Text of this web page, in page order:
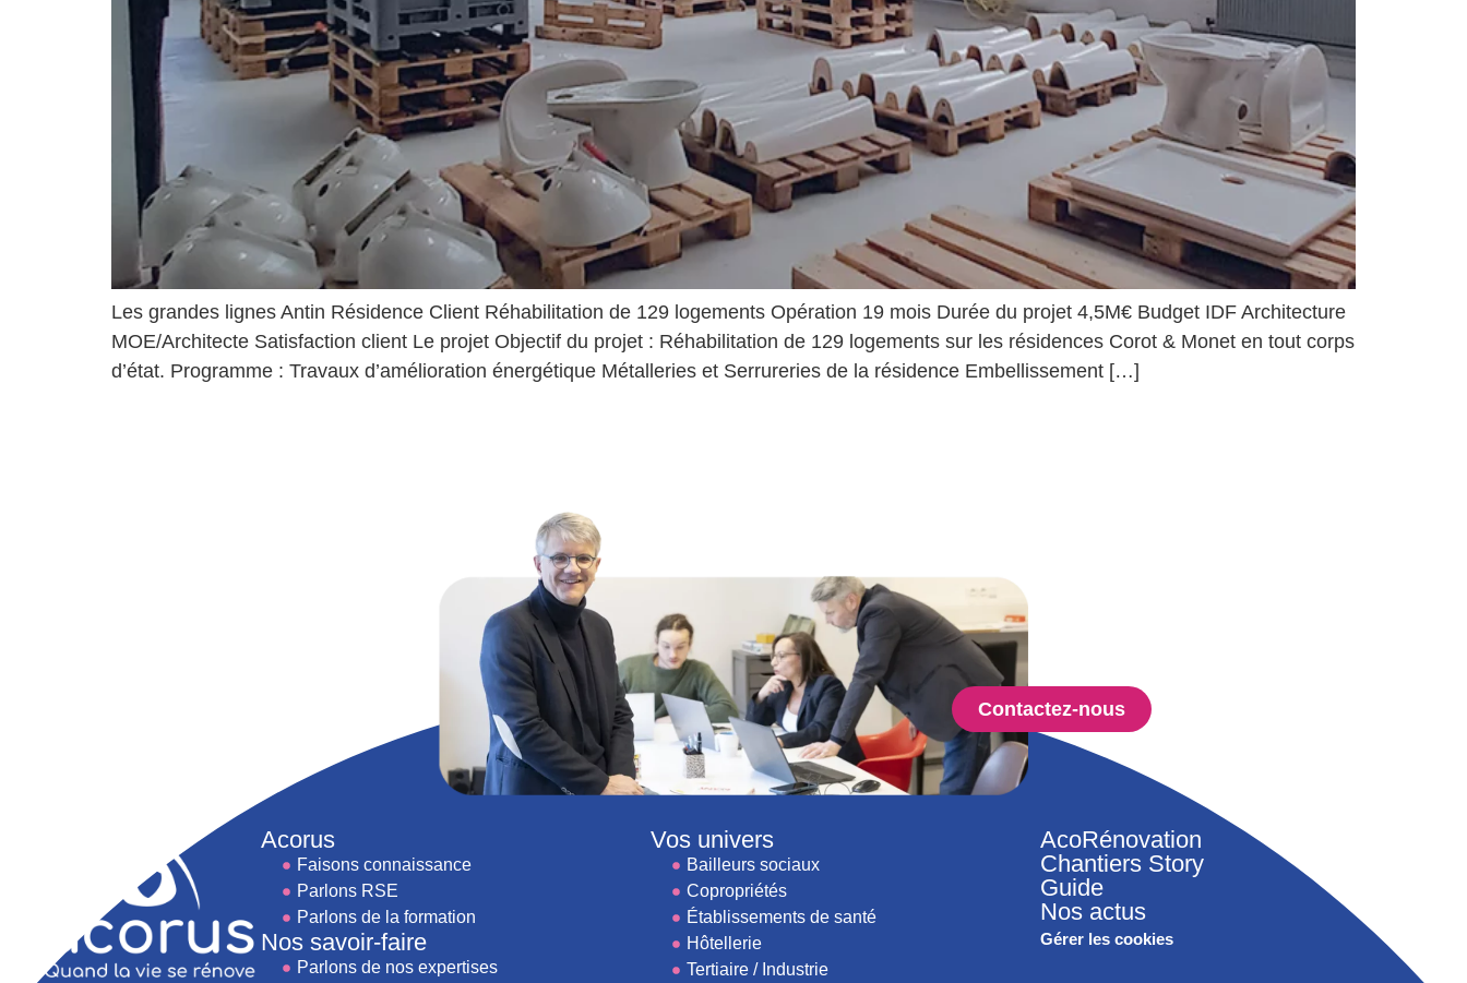
Les grandes lignes Antin Résidence Client Réhabilitation de 129 logements Opération 19 mois Durée du projet 4,5M€ Budget IDF Architecture
MOE/Architecte Satisfaction client Le projet Objectif du projet : Réhabilitation de 129 logements sur les résidences Corot & Monet en tout corps
d’état. Programme : Travaux d’amélioration énergétique Métalleries et Serrureries de la résidence Embellissement […]
Contactez-nous
Acorus
Faisons connaissance
Parlons RSE
Parlons de la formation
Nos savoir-faire
Parlons de nos expertises
Vos univers
Bailleurs sociaux
Copropriétés
Établissements de santé
Hôtellerie
Tertiaire / Industrie
AcoRénovation
Chantiers Story
Guide
Nos actus
Gérer les cookies